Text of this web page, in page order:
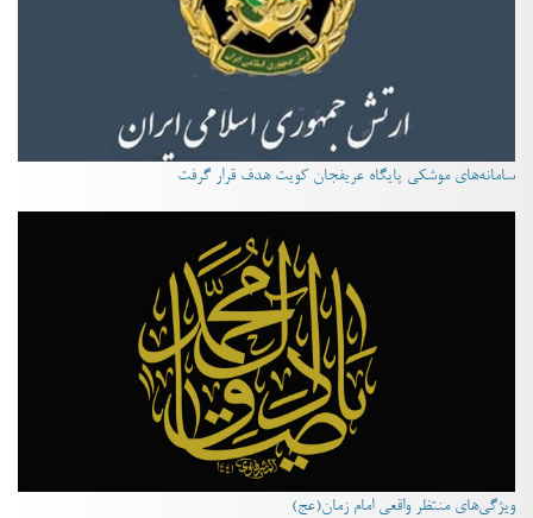
سامانه‌های موشکی پایگاه عریفجان کویت هدف قرار گرفت
ویژگی‌های منتظر واقعی امام زمان(عج)